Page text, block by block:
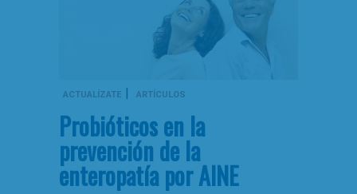
ACTUALÍZATE | ARTÍCULOS
Probióticos en la
prevención de la
enteropatía por AINE